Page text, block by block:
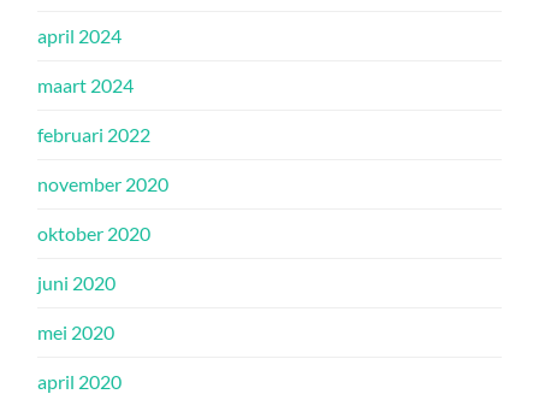
april 2024
maart 2024
februari 2022
november 2020
oktober 2020
juni 2020
mei 2020
april 2020